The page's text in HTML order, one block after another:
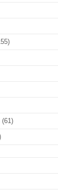
(61)